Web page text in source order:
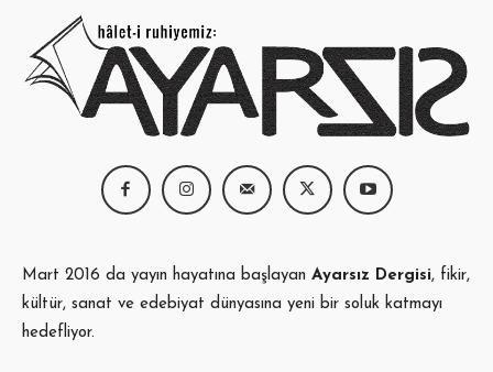
Mart 2016 da yayın hayatına başlayan Ayarsız Dergisi, fikir,
kültür, sanat ve edebiyat dünyasına yeni bir soluk katmayı
hedefliyor.